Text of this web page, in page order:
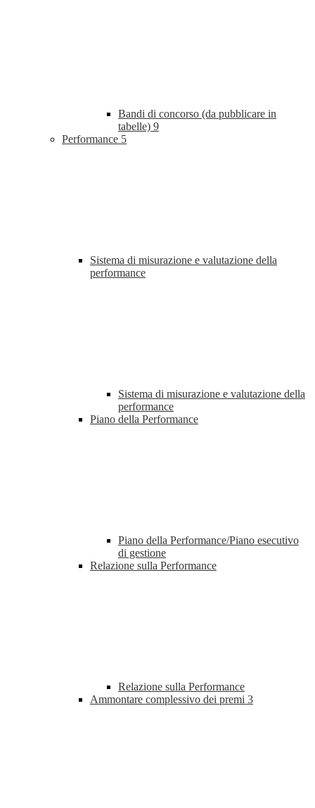
Bandi di concorso (da pubblicare in
tabelle) 9
Performance 5
Sistema di misurazione e valutazione della
performance
Sistema di misurazione e valutazione della
performance
Piano della Performance
Piano della Performance/Piano esecutivo
di gestione
Relazione sulla Performance
Relazione sulla Performance
Ammontare complessivo dei premi 3